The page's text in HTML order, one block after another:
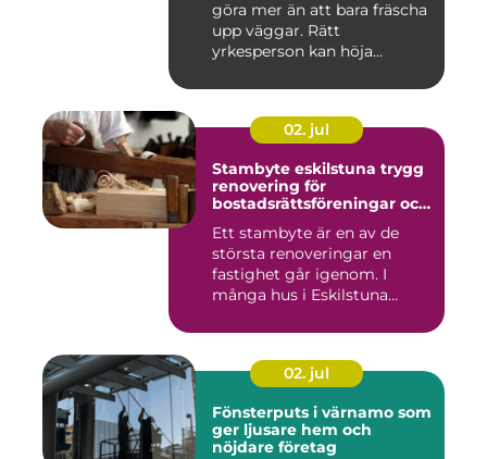
göra mer än att bara fräscha
upp väggar. Rätt
yrkesperson kan höja
02. jul
Stambyte eskilstuna trygg
renovering för
bostadsrättsföreningar och
Ett stambyte är en av de
största renoveringar en
fastighet går igenom. I
många hus i Eskilstuna
02. jul
Fönsterputs i värnamo som
ger ljusare hem och
nöjdare företag